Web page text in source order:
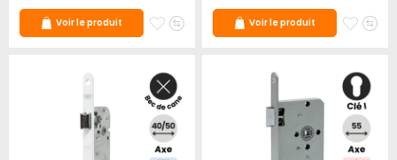
Voir le produit
Ajouter
favoris
Ajouter
Voir le produit